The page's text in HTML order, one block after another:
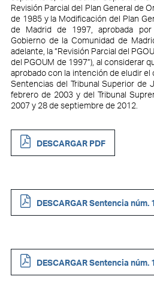
Revisión Parcial del Plan General de
de 1985 y la Modificación del Plan
de Madrid de 1997, aprobada
Gobierno de la Comunidad de
adelante, la “Revisión Parcial del
del PGOUM de 1997”), al considerar
aprobado con la intención de eludir el
Sentencias del Tribunal Superior de
febrero de 2003 y del Tribunal
2007 y 28 de septiembre de 2012.
DESCARGAR PDF
DESCARGAR Sentencia núm.
DESCARGAR Sentencia núm.